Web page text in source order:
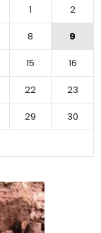
1
2
8
9
15
16
22
23
29
30